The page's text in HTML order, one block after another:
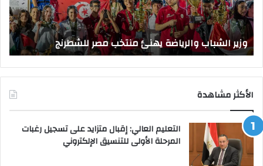
للشطرنج
وزير الشباب والرياضة يهنئ منتخب مصر للشطرنج
الأكثر مشاهدة
التعليم العالي: إقبال متزايد على تسجيل رغبات
المرحلة الأولى للتنسيق الإلكتروني